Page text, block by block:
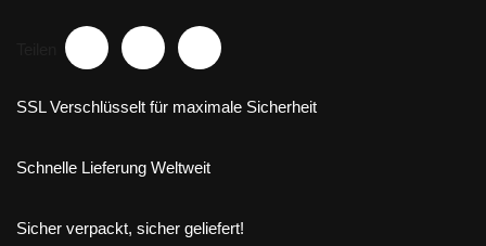
SSL Verschlüsselt für maximale Sicherheit
Schnelle Lieferung Weltweit
Sicher verpackt, sicher geliefert!